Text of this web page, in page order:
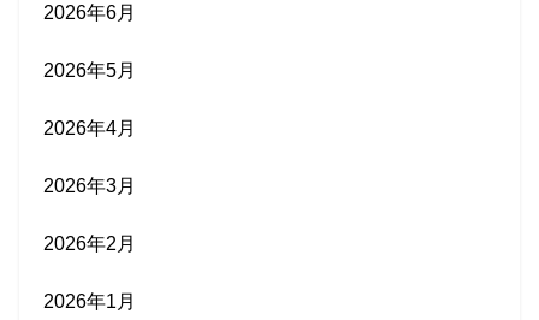
2026年6月
2026年5月
2026年4月
2026年3月
2026年2月
2026年1月